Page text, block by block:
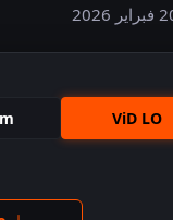
2026
ViD LO